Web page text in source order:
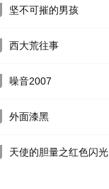
坚不可摧的男孩
西大荒往事
噪音2007
外面漆黑
天使的胆量之红色闪光